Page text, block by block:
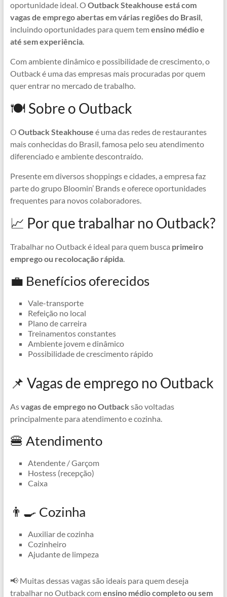
o
o
k
A
p
p
r
a
m
n
g
r
d
s
i
n
oportunidade ideal. O Outback Steakhouse está com
vagas de emprego abertas em várias regiões do Brasil,
incluindo oportunidades para quem temensino médio e
até sem experiência.
Com ambiente dinâmico e possibilidade de crescimento, o
Outback é uma das empresas mais procuradas por quem
quer entrar no mercado de trabalho.
🍽️ Sobre o Outback
O Outback Steakhouse é uma das redes de restaurantes
mais conhecidas do Brasil, famosa pelo seu atendimento
diferenciado e ambiente descontraído.
Presente em diversos shoppings e cidades, a empresa faz
parte do grupo Bloomin’ Brands e oferece oportunidades
frequentes para novos colaboradores.
📈 Por que trabalhar no Outback?
Trabalhar no Outback é ideal para quem busca primeiro
emprego ou recolocação rápida.
💼 Benefícios oferecidos
Vale-transporte
Refeição no local
Plano de carreira
Treinamentos constantes
Ambiente jovem e dinâmico
Possibilidade de crescimento rápido
📌 Vagas de emprego no Outback
Asvagas de emprego no Outback são voltadas
principalmente para atendimento e cozinha.
🍔 Atendimento
Atendente / Garçom
Hostess (recepção)
Caixa
👨‍🍳 Cozinha
Auxiliar de cozinha
Cozinheiro
Ajudante de limpeza
📢 Muitas dessas vagas são ideais para quem deseja
trabalhar no Outback comensino médio completo ou sem